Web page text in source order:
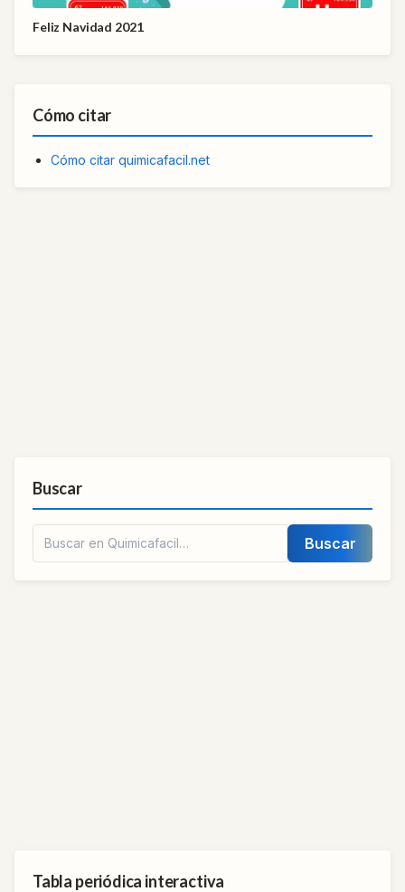
Feliz Navidad 2021
Cómo citar
Cómo citar quimicafacil.net
Buscar
Buscar
Tabla periódica interactiva